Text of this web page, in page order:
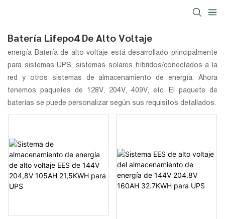
Batería Lifepo4 De Alto Voltaje
energía Batería de alto voltaje está desarrollado principalmente
para sistemas UPS, sistemas solares híbridos/conectados a la
red y otros sistemas de almacenamiento de energía. Ahora
tenemos paquetes de 128V, 204V, 409V, etc. El paquete de
baterías se puede personalizar según sus requisitos detallados.